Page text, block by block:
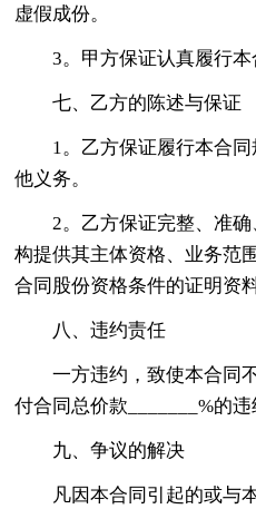
虚假成份。
3。甲方保证认真履行本
七、乙方的陈述与保证
1。乙方保证履行本合同
他义务。
2。乙方保证完整、准确
构提供其主体资格、业务范
合同股份资格条件的证明资料
八、违约责任
一方违约，致使本合同不
付合同总价款_______%的违
九、争议的解决
凡因本合同引起的或与本